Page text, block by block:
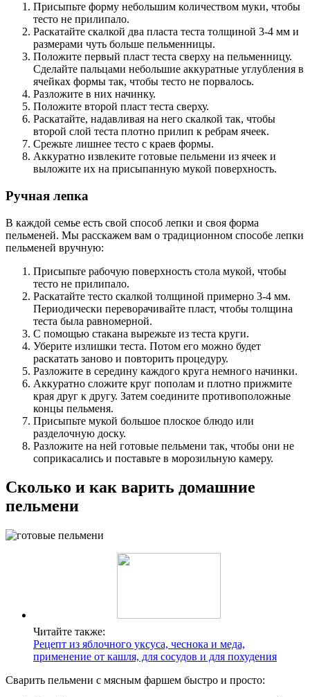
Присыпьте форму небольшим количеством муки, чтобы
тесто не прилипало.
Раскатайте скалкой два пласта теста толщиной 3-4 мм и
размерами чуть больше пельменницы.
Положите первый пласт теста сверху на пельменницу.
Сделайте пальцами небольшие аккуратные углубления в
ячейках формы так, чтобы тесто не порвалось.
Разложите в них начинку.
Положите второй пласт теста сверху.
Раскатайте, надавливая на него скалкой так, чтобы
второй слой теста плотно прилип к ребрам ячеек.
Срежьте лишнее тесто с краев формы.
Аккуратно извлеките готовые пельмени из ячеек и
выложите их на присыпанную мукой поверхность.
Ручная лепка
В каждой семье есть свой способ лепки и своя форма
пельменей. Мы расскажем вам о традиционном способе лепки
пельменей вручную:
Присыпьте рабочую поверхность стола мукой, чтобы
тесто не прилипало.
Раскатайте тесто скалкой толщиной примерно 3-4 мм.
Периодически переворачивайте пласт, чтобы толщина
теста была равномерной.
С помощью стакана вырежьте из теста круги.
Уберите излишки теста. Потом его можно будет
раскатать заново и повторить процедуру.
Разложите в середину каждого круга немного начинки.
Аккуратно сложите круг пополам и плотно прижмите
края друг к другу. Затем соедините противоположные
концы пельменя.
Присыпьте мукой большое плоское блюдо или
разделочную доску.
Разложите на ней готовые пельмени так, чтобы они не
соприкасались и поставьте в морозильную камеру.
Сколько и как варить домашние
пельмени
Читайте также:
Рецепт из яблочного уксуса, чеснока и меда,
применение от кашля, для сосудов и для похудения
Сварить пельмени с мясным фаршем быстро и просто: